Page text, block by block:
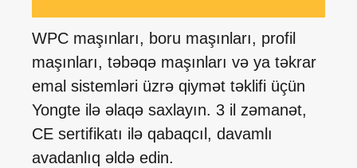
WPC maşınları, boru maşınları, profil
maşınları, təbəqə maşınları və ya təkrar
emal sistemləri üzrə qiymət təklifi üçün
Yongte ilə əlaqə saxlayın. 3 il zəmanət,
CE sertifikatı ilə qabaqcıl, davamlı
avadanlıq əldə edin.